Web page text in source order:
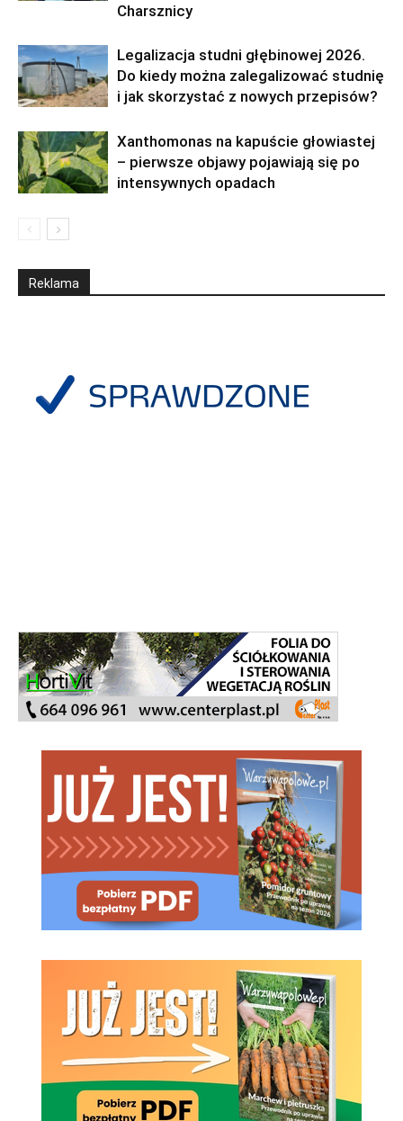
Charsznicy
Legalizacja studni głębinowej 2026.
Do kiedy można zalegalizować studnię
i jak skorzystać z nowych przepisów?
Xanthomonas na kapuście głowiastej
– pierwsze objawy pojawiają się po
intensywnych opadach
Reklama